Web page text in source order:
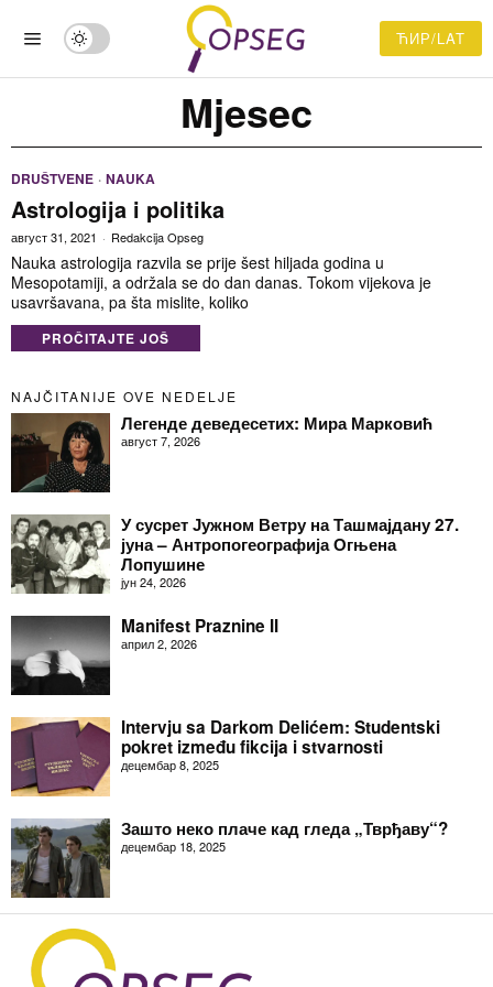
ЋИР/LAT
Mjesec
DRUŠTVENE · NAUKA
Astrologija i politika
август 31, 2021 Redakcija Opseg
Nauka astrologija razvila se prije šest hiljada godina u
Mesopotamiji, a održala se do dan danas. Tokom vijekova je
usavršavana, pa šta mislite, koliko
PROČITAJTE JOŠ
NAJČITANIJE OVE NEDELJE
Легенде деведесетих: Мира Марковић
август 7, 2026
У сусрет Јужном Ветру на Ташмајдану 27.
јуна – Антропогеографија Огњена
Лопушине
јун 24, 2026
Manifest Praznine II
април 2, 2026
Intervju sa Darkom Delićem: Studentski
pokret između fikcija i stvarnosti
децембар 8, 2025
Зашто неко плаче кад гледа „Тврђаву“?
децембар 18, 2025